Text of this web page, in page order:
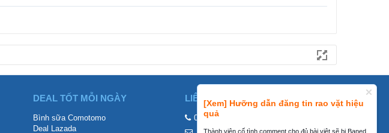
[Xem] Hưỡng dẫn đăng tin rao vặt hiệu
quả
Thành viên cố tình comment cho đủ bài viêt sẽ bị Baned
DEAL TỐT MỖI NGÀY
Bình sữa Comotomo
Deal Lazada
LIÊN HỆ
0858002468